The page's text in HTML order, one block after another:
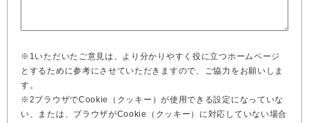
※1いただいたご意見は、より分かりやすく役に立つホームページ
とするために参考にさせていただきますので、ご協力をお願いしま
す。
※2ブラウザでCookie（クッキー）が使用できる設定になっていな
い、または、ブラウザがCookie（クッキー）に対応していない場合